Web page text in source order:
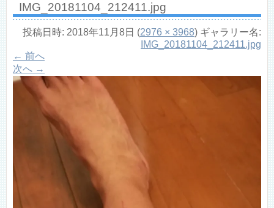
IMG_20181104_212411.jpg
投稿日時: 2018年11月8日 (2976 × 3968) ギャラリー名:
IMG_20181104_212411.jpg
← 前へ
次へ →